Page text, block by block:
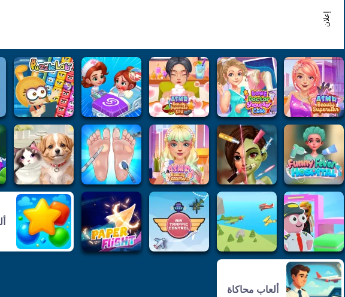
إعلان
ألعاب محاكاة